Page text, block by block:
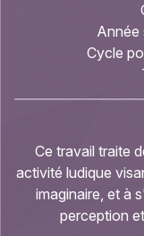
Année
Cycle
Ce travail traite
activité ludique
imaginaire, et à
perception